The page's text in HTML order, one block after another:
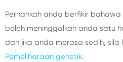
Pernahkah anda berfikir
boleh meninggalkan anda satu
dan jika anda merasa sedih, sila
Pemeliharaan genetik.